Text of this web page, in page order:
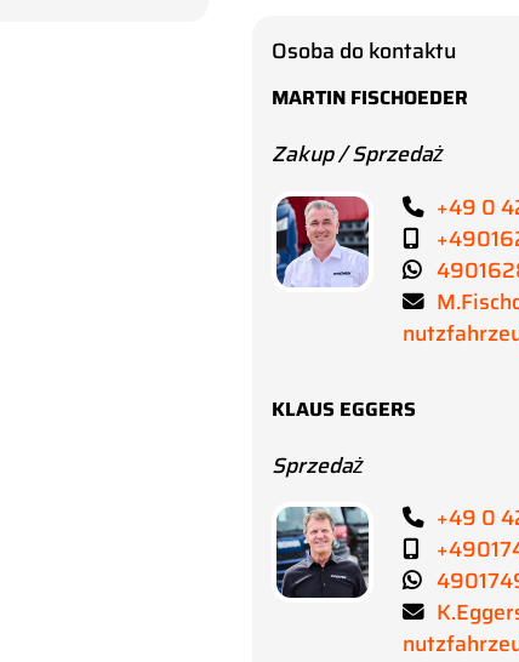
Osoba do kontaktu
MARTIN FISCHOEDER
Zakup / Sprzedaż
+49 0
KLAUS EGGERS
Sprzedaż
+49 0